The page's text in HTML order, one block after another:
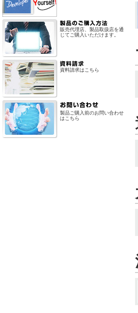
販売代理店、製品取扱店を通
じてご購入いただけます。
資料請求はこちら
製品ご購入前のお問い合わせ
はこちら